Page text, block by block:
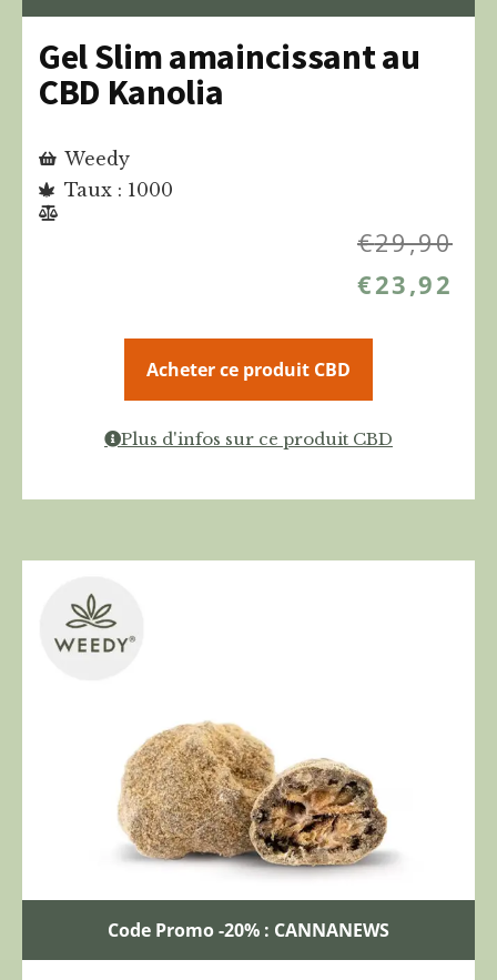
Gel Slim amaincissant au
CBD Kanolia
Weedy
Taux : 1000
€29,90
€23,92
Acheter ce produit CBD
Plus d'infos sur ce produit CBD
Code Promo -20% : CANNANEWS